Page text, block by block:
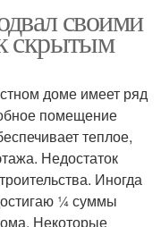
своими
скрытым
доме имеет ряд
помещение
теплое,
Недостаток
Иногда
¼ суммы
Некоторые